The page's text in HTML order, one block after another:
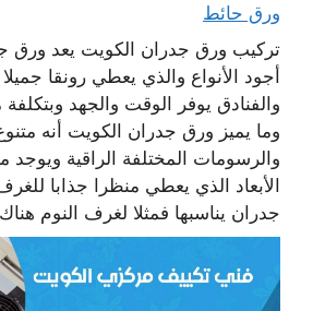
ورق حائط
تركيب ورق جدران الكويت يعد ورق
أجود الأنواع والذي يعطي رونقا
والفنادق يوفر الوقت والجهد وبتكلفة
وما يميز ورق جدران الكويت أنه متنوع
والرسومات المختلفة الراقية ويوجد
الأبعاد الذي يعطي منظرا جذابا
جدران يناسبها فمثلا لغرف النوم